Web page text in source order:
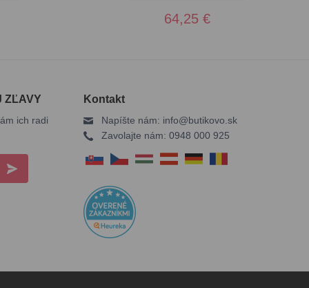
64,25 €
ZĽAVY
ich radi
Kontakt
Napíšte nám: info@butikovo.sk
Zavolajte nám: 0948 000 925